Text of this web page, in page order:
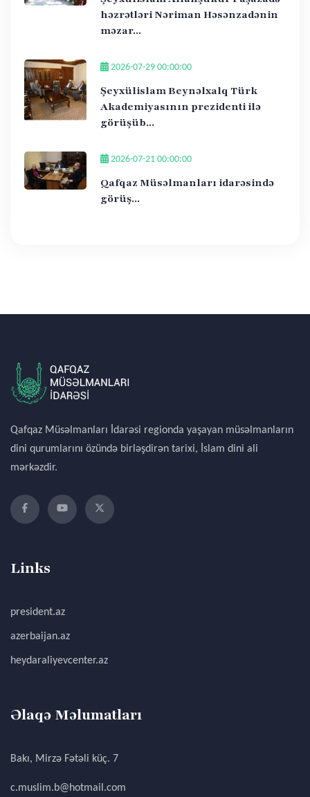
həzrətləri Nəriman Həsənzadənin
məzar...
2026-07-29 00:00:00
Şeyxülislam Beynəlxalq Türk
Akademiyasının prezidenti ilə
görüşüb...
2026-07-21 00:00:00
Qafqaz Müsəlmanları idarəsində
görüş...
Qafqaz Müsəlmanları İdarəsi regionda yaşayan müsəlmanların
dini qurumlarını özündə birləşdirən tarixi, İslam dini ali
mərkəzdir.
Links
president.az
azerbaijan.az
heydaraliyevcenter.az
Əlaqə Məlumatları
Bakı, Mirzə Fətəli küç. 7
c.muslim.b@hotmail.com